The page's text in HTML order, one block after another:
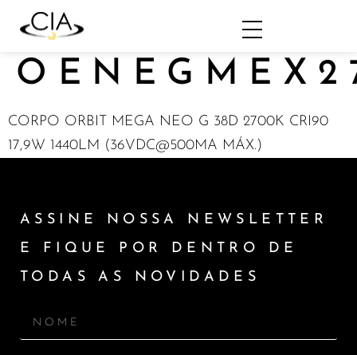
CORPO ORBIT MEGA NEO G 38D 2700K CRI90
17,9W 1440LM (36VDC@500MA MÁX.)
ASSINE NOSSA NEWSLETTER
E FIQUE POR DENTRO DE
TODAS AS NOVIDADES